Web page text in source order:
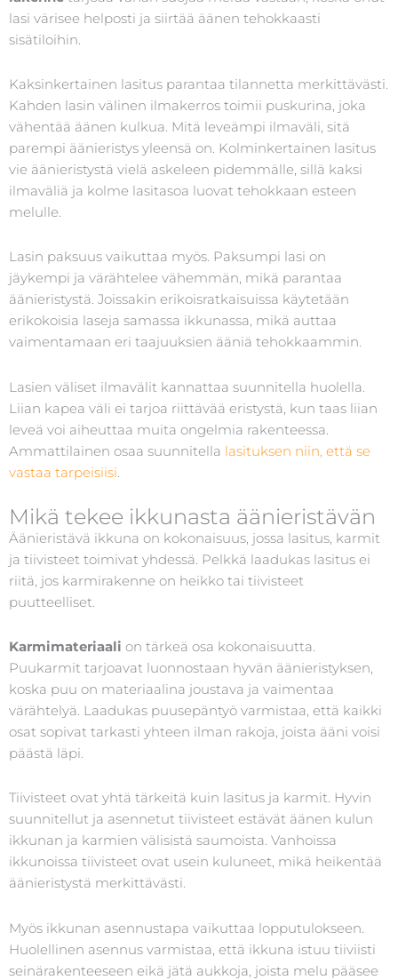
lasi värisee helposti ja siirtää äänen tehokkaasti
sisätiloihin.
Kaksinkertainen lasitus parantaa tilannetta merkittävästi.
Kahden lasin välinen ilmakerros toimii puskurina, joka
vähentää äänen kulkua. Mitä leveämpi ilmaväli, sitä
parempi äänieristys yleensä on. Kolminkertainen lasitus
vie äänieristystä vielä askeleen pidemmälle, sillä kaksi
ilmaväliä ja kolme lasitasoa luovat tehokkaan esteen
melulle.
Lasin paksuus vaikuttaa myös. Paksumpi lasi on
jäykempi ja värähtelee vähemmän, mikä parantaa
äänieristystä. Joissakin erikoisratkaisuissa käytetään
erikokoisia laseja samassa ikkunassa, mikä auttaa
vaimentamaan eri taajuuksien ääniä tehokkaammin.
Lasien väliset ilmavälit kannattaa suunnitella huolella.
Liian kapea väli ei tarjoa riittävää eristystä, kun taas liian
leveä voi aiheuttaa muita ongelmia rakenteessa.
Ammattilainen osaa suunnitella lasituksen niin, että se
vastaa tarpeisiisi
Mikä tekee ikkunasta äänieristävän
Äänieristävä ikkuna on kokonaisuus, jossa lasitus, karmit
ja tiivisteet toimivat yhdessä. Pelkkä laadukas lasitus ei
riitä, jos karmirakenne on heikko tai tiivisteet
puutteelliset.
Karmimateriaali on tärkeä osa kokonaisuutta.
Puukarmit tarjoavat luonnostaan hyvän äänieristyksen,
koska puu on materiaalina joustava ja vaimentaa
värähtelyä. Laadukas puusepäntyö varmistaa, että kaikki
osat sopivat tarkasti yhteen ilman rakoja, joista ääni voisi
päästä läpi.
Tiivisteet ovat yhtä tärkeitä kuin lasitus ja karmit. Hyvin
suunnitellut ja asennetut tiivisteet estävät äänen kulun
ikkunan ja karmien välisistä saumoista. Vanhoissa
ikkunoissa tiivisteet ovat usein kuluneet, mikä heikentää
äänieristystä merkittävästi.
Myös ikkunan asennustapa vaikuttaa lopputulokseen.
Huolellinen asennus varmistaa, että ikkuna istuu tiiviisti
seinärakenteeseen eikä jätä aukkoja, joista melu pääsee